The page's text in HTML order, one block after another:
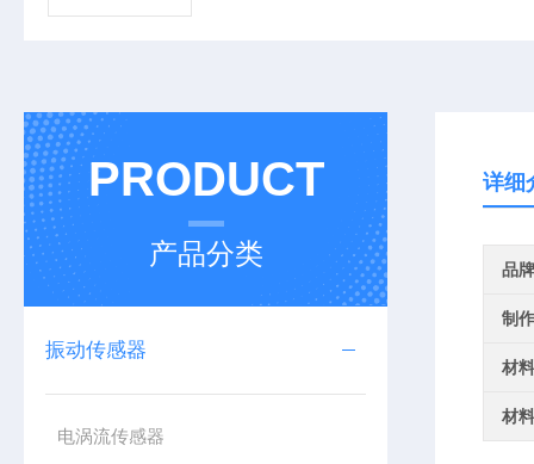
PRODUCT
产品分类
振动传感器
电涡流传感器
详细
品牌
制
材料
材